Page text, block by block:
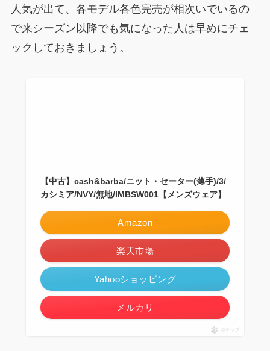
人気が出て、各モデル各色完売が相次いでいるの
で来シーズン以降でも気になった人は早めにチェ
ックしておきましょう。
【中古】cash&barba/ニット・セーター(薄手)/3/
カシミア/NVY/無地/IMBSW001【メンズウェア】
Amazon
楽天市場
Yahooショッピング
メルカリ
ポチップ